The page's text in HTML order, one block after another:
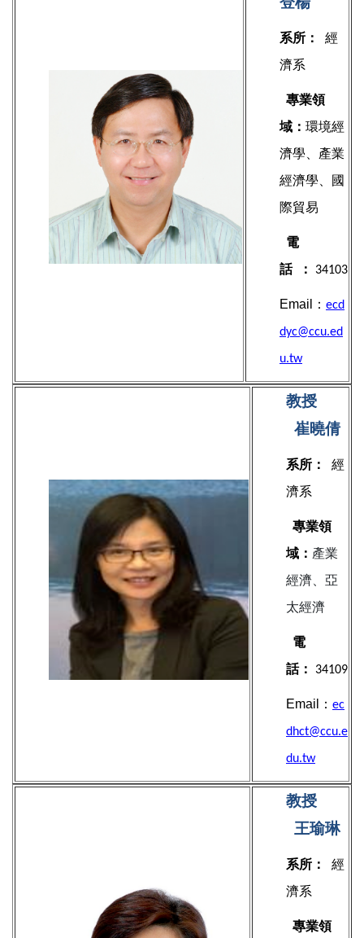
系所：
經
濟系
專業領
域： 環境經
濟學、產業
經濟學、國
際貿易
電
話
： 34103
Email： ecd
dyc@ccu.ed
u.tw
教授
崔曉倩
系所：
經
濟系
專業領
域： 產業
經濟、亞
太經濟
電
話：
34109
Email： ec
dhct@ccu.e
du.tw
教授
王瑜琳
系所：
經
濟系
專業領